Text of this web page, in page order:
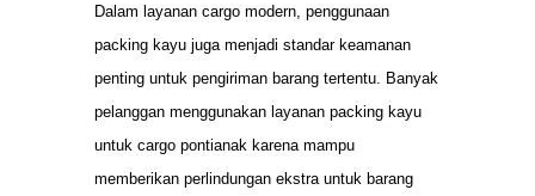
Dalam layanan cargo modern, penggunaan
packing kayu juga menjadi standar keamanan
penting untuk pengiriman barang tertentu. Banyak
pelanggan menggunakan layanan packing kayu
untuk cargo pontianak karena mampu
memberikan perlindungan ekstra untuk barang